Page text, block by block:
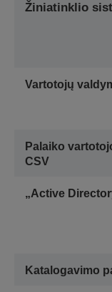
Žiniatinklio
Vartotojų
Palaiko
CSV
„Active
Katalogavimo